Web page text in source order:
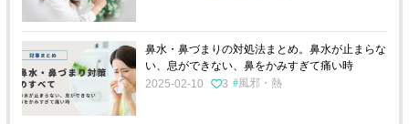
鼻水・鼻づまりの対処法まとめ。鼻水が止まらな
い、息ができない、鼻をかみすぎて痛い時
2025-02-10
3 風邪・熱